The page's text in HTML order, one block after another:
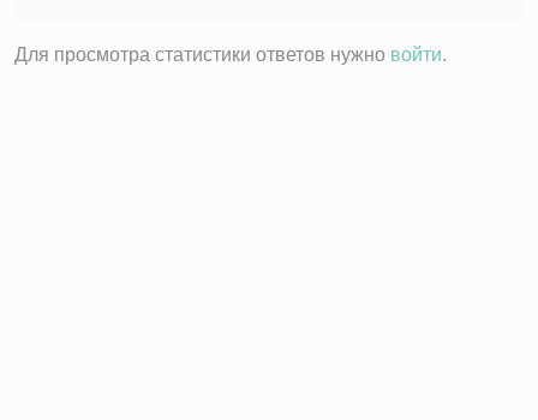
Для просмотра статистики ответов нужно войти.